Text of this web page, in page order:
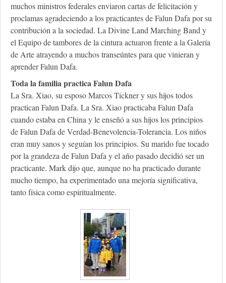
muchos ministros federales enviaron cartas de felicitación y
proclamas agradeciendo a los practicantes de Falun Dafa por su
contribución a la sociedad. La Divine Land Marching Band y
el Equipo de tambores de la cintura actuaron frente a la Galería
de Arte atrayendo a muchos transeúntes para que vinieran y
aprender Falun Dafa.
Toda la familia practica Falun Dafa
La Sra. Xiao, su esposo Marcos Tickner y sus hijos todos
practican Falun Dafa. La Sra. Xiao practicaba Falun Dafa
cuando estaba en China y le enseñó a sus hijos los principios
de Falun Dafa de Verdad-Benevolencia-Tolerancia. Los niños
eran muy sanos y seguían los principios. Su marido fue tocado
por la grandeza de Falun Dafa y el año pasado decidió ser un
practicante. Mark dijo que, aunque no ha practicado durante
mucho tiempo, ha experimentado una mejoría significativa,
tanto física como espiritualmente.